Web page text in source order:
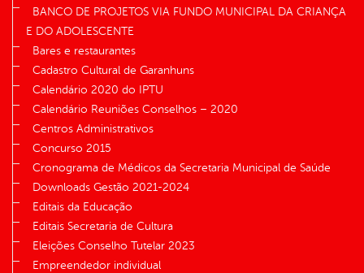
BANCO DE PROJETOS VIA FUNDO MUNICIPAL DA CRIANÇA
E DO ADOLESCENTE
Bares e restaurantes
Cadastro Cultural de Garanhuns
Calendário 2020 do IPTU
Calendário Reuniões Conselhos – 2020
Centros Administrativos
Concurso 2015
Cronograma de Médicos da Secretaria Municipal de Saúde
Downloads Gestão 2021-2024
Editais da Educação
Editais Secretaria de Cultura
Eleições Conselho Tutelar 2023
Empreendedor individual